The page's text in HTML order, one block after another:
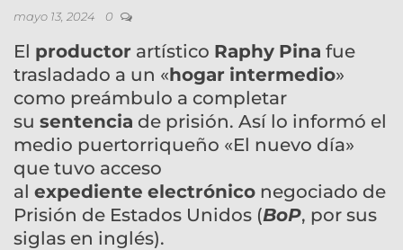
mayo 13, 2024 0
El productor artístico Raphy Pina fue
trasladado a un «hogar intermedio»
como preámbulo a completar
su sentencia de prisión. Así lo informó el
medio puertorriqueño «El nuevo día»
que tuvo acceso
al expediente electrónico negociado de
Prisión de Estados Unidos (BoP, por sus
siglas en inglés).